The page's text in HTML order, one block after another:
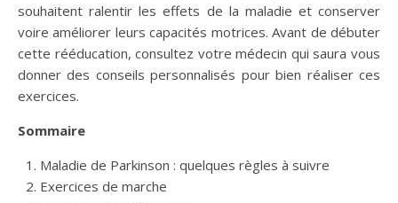
souhaitent ralentir les effets de la maladie et conserver
voire améliorer leurs capacités motrices. Avant de débuter
cette rééducation, consultez votre médecin qui saura vous
donner des conseils personnalisés pour bien réaliser ces
exercices.
Sommaire
Maladie de Parkinson : quelques règles à suivre
Exercices de marche